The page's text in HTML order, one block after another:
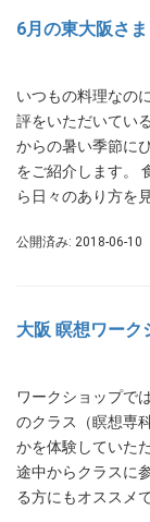
6月の東大阪さ
いつもの料理なの
評をいただいてい
からの暑い季節に
をご紹介します。
ら日々のあり方を
公開済み: 2018-06-10
大阪 瞑想ワーク
ワークショップで
のクラス（瞑想専
かを体験していた
途中からクラスに
る方にもオススメ